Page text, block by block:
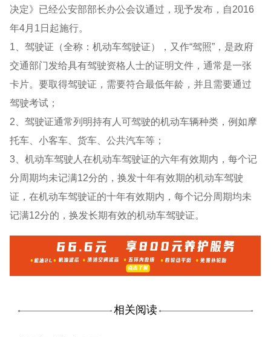
决定》已经公安部部长办公会议通过，现予发布，自2016
年4月1日起施行。
1、驾驶证（全称：机动车驾驶证），又作“驾照”，是政府
交通部门发给具有驾驶资格人士的证明文件，通常是一张
卡片。要取得驾驶证，需要符合最低年龄，并且需要通过
驾驶考试；
2、驾驶证通常列明持有人可驾驶的机动车辆种类，例如摩
托车、小客车、货车、公共汽车等；
3、机动车驾驶人在机动车驾驶证的六年有效期内，每个记
分周期均未记满12分的，换发十年有效期的机动车驾驶
证，在机动车驾驶证的十年有效期内，每个记分周期均未
记满12分的，换发长期有效的机动车驾驶证。
相关阅读